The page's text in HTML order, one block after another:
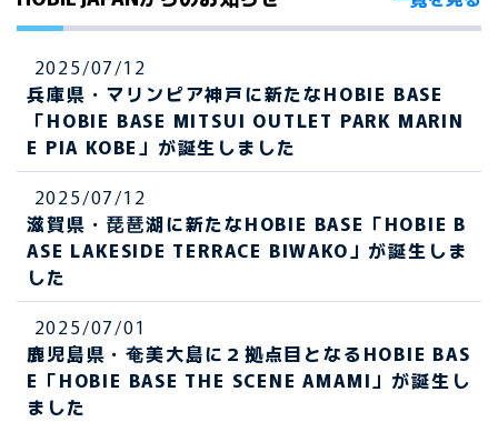
2025/07/12
兵庫県・マリンピア神戸に新たなHOBIE BASE
「HOBIE BASE MITSUI OUTLET PARK MARIN
E PIA KOBE」が誕生しました
2025/07/12
滋賀県・琵琶湖に新たなHOBIE BASE「HOBIE B
ASE LAKESIDE TERRACE BIWAKO」が誕生しま
した
2025/07/01
鹿児島県・奄美大島に２拠点目となるHOBIE BAS
E「HOBIE BASE THE SCENE AMAMI」が誕生し
ました